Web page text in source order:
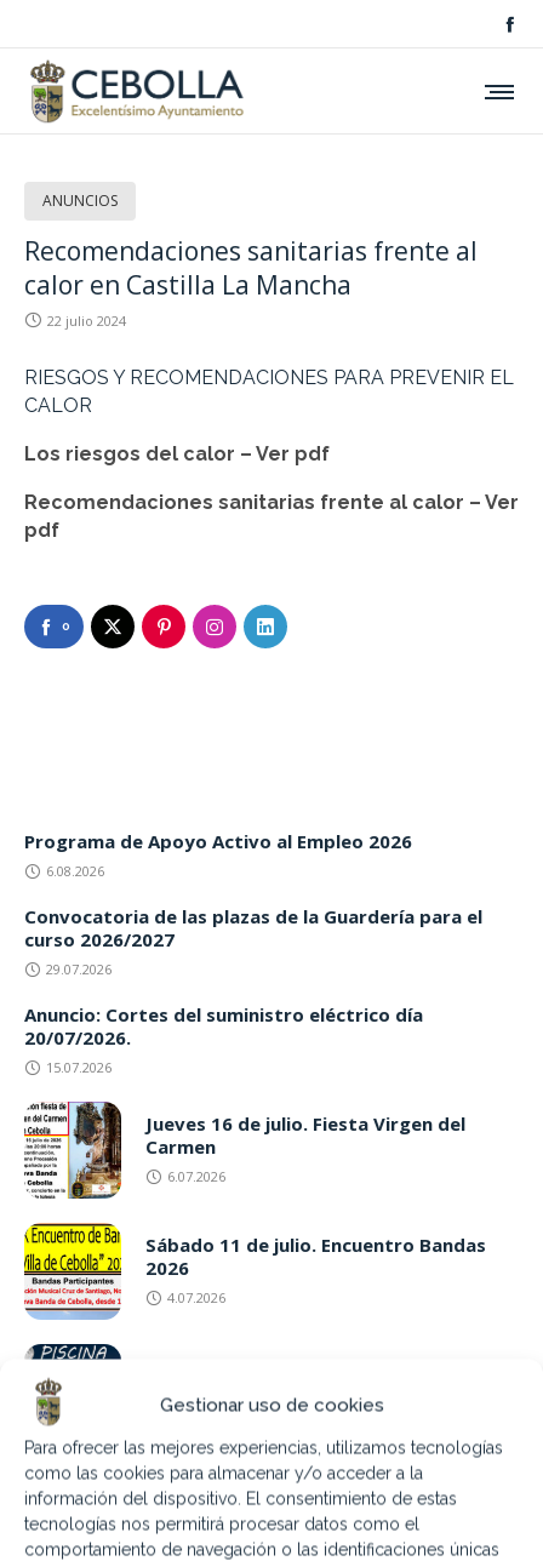
Gestionar uso de cookies
Para ofrecer las mejores experiencias, utilizamos tecnologías
como las cookies para almacenar y/o acceder a la
información del dispositivo. El consentimiento de estas
tecnologías nos permitirá procesar datos como el
comportamiento de navegación o las identificaciones únicas
ANUNCIOS
Recomendaciones sanitarias frente al
calor en Castilla La Mancha
22 julio 2024
RIESGOS Y RECOMENDACIONES PARA PREVENIR EL
CALOR
Los riesgos del calor – Ver pdf
Recomendaciones sanitarias frente al calor – Ver
pdf
0
Programa de Apoyo Activo al Empleo 2026
6.08.2026
Convocatoria de las plazas de la Guardería para el
curso 2026/2027
29.07.2026
Anuncio: Cortes del suministro eléctrico día
20/07/2026.
15.07.2026
Jueves 16 de julio. Fiesta Virgen del
Carmen
6.07.2026
Sábado 11 de julio. Encuentro Bandas
2026
4.07.2026
3.07.2026
Sábado 18 de julio «Campechano: Humor
Emérito»
3.07.2026